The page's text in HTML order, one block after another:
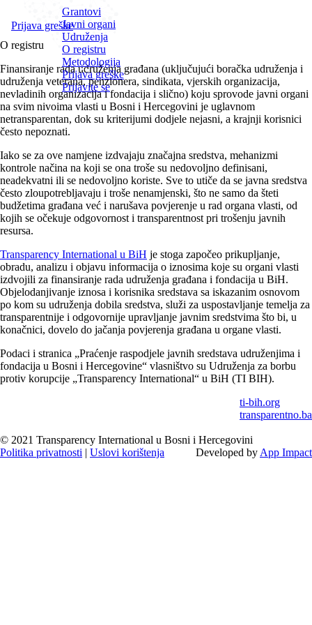
Prijava greške
O registru
Finansiranje rada udruženja građana (uključujući boračka udruženja i
udruženja veterana, penzionera, sindikata, vjerskih organizacija,
nevladinih organizacija i fondacija i slično) koju sprovode javni organi
na svim nivoima vlasti u Bosni i Hercegovini je uglavnom
netransparentan, dok su kriterijumi dodjele nejasni, a krajnji korisnici
često nepoznati.
Iako se za ove namjene izdvajaju značajna sredstva, mehanizmi
kontrole načina na koji se ona troše su nedovoljno definisani,
neadekvatni ili se nedovoljno koriste. Sve to utiče da se javna sredstva
često zloupotrebljavaju i troše nenamjenski, što ne samo da šteti
budžetima građana već i narušava povjerenje u rad organa vlasti, od
kojih se očekuje odgovornost i transparentnost pri trošenju javnih
resursa.
Transparency International u BiH je stoga započeo prikupljanje,
obradu, analizu i objavu informacija o iznosima koje su organi vlasti
izdvojili za finansiranje rada udruženja građana i fondacija u BiH.
Objelodanjivanje iznosa i korisnika sredstava sa iskazanim osnovom
po kom su udruženja dobila sredstva, služi za uspostavljanje temelja za
transparentnije i odgovornije upravljanje javnim sredstvima što bi, u
konačnici, dovelo do jačanja povjerenja građana u organe vlasti.
Podaci i stranica „Praćenje raspodjele javnih sredstava udruženjima i
fondacija u Bosni i Hercegovine“ vlasništvo su Udruženja za borbu
protiv korupcije „Transparency International“ u BiH (TI BIH).
ti-bih.org
transparentno.ba
© 2021 Transparency International u Bosni i Hercegovini
Politika privatnosti | Uslovi korištenja Developed by App Impact
Grantovi
Javni organi
Udruženja
O registru
Metodologija
Prijava greške
Prijavite se